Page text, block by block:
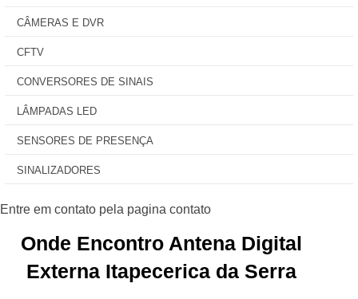
CÂMERAS E DVR
CFTV
CONVERSORES DE SINAIS
LÂMPADAS LED
SENSORES DE PRESENÇA
SINALIZADORES
Onde Encontro Antena Digital
Externa Itapecerica da Serra